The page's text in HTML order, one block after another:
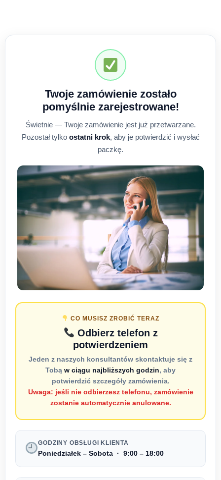
Twoje zamówienie zostało
pomyślnie zarejestrowane!
Świetnie — Twoje zamówienie jest już przetwarzane.
Pozostał tylko ostatni krok, aby je potwierdzić i wysłać
paczkę.
CO MUSISZ ZROBIĆ TERAZ
Odbierz telefon z
potwierdzeniem
Jeden z naszych konsultantów skontaktuje się z
Tobą w ciągu najbliższych godzin, aby
potwierdzić szczegóły zamówienia.
Uwaga: jeśli nie odbierzesz telefonu, zamówienie
zostanie automatycznie anulowane.
GODZINY OBSŁUGI KLIENTA
Poniedziałek – Sobota · 9:00 – 18:00